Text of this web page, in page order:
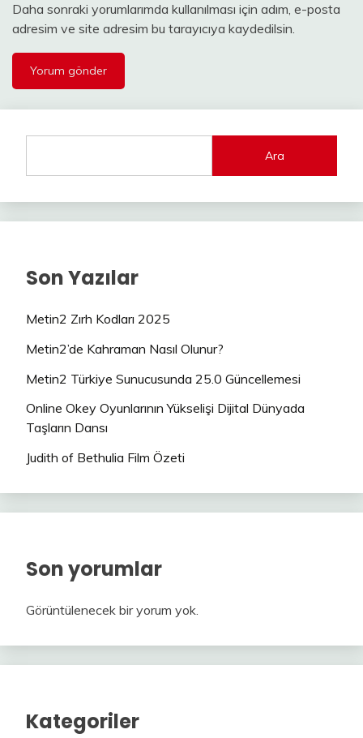
Daha sonraki yorumlarımda kullanılması için adım, e-posta
adresim ve site adresim bu tarayıcıya kaydedilsin.
Ara
Son Yazılar
Metin2 Zırh Kodları 2025
Metin2’de Kahraman Nasıl Olunur?
Metin2 Türkiye Sunucusunda 25.0 Güncellemesi
Online Okey Oyunlarının Yükselişi Dijital Dünyada
Taşların Dansı
Judith of Bethulia Film Özeti
Son yorumlar
Görüntülenecek bir yorum yok.
Kategoriler